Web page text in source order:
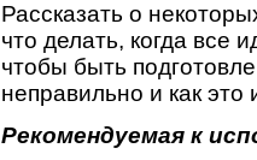
Рассказать о
что делать, когда все
чтобы быть
неправильно и как это
Рекомендуемая к